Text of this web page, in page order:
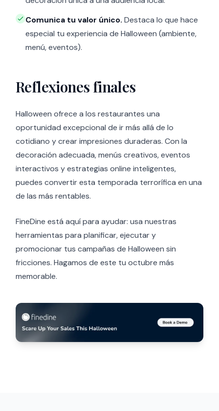
Comunica tu valor único. Destaca lo que hace
especial tu experiencia de Halloween (ambiente,
menú, eventos).
Reflexiones finales
Halloween ofrece a los restaurantes una
oportunidad excepcional de ir más allá de lo
cotidiano y crear impresiones duraderas. Con la
decoración adecuada, menús creativos, eventos
interactivos y estrategias online inteligentes,
puedes convertir esta temporada terrorífica en una
de las más rentables.
FineDine está aquí para ayudar: usa nuestras
herramientas para planificar, ejecutar y
promocionar tus campañas de Halloween sin
fricciones. Hagamos de este tu octubre más
memorable.